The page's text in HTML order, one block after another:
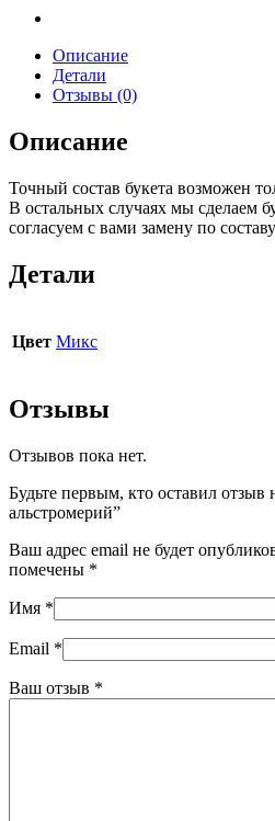
Описание
Детали
Отзывы (0)
Описание
Точный состав букета возможен
В остальных случаях мы сделаем
согласуем с вами замену по
Детали
Цвет Микс
Отзывы
Отзывов пока нет.
Будьте первым, кто оставил отзыв
альстромерий”
Ваш адрес email не будет
помечены *
Имя *
Email *
Ваш отзыв *